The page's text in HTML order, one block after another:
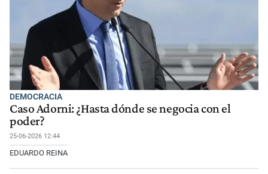
DEMOCRACIA
Caso Adorni: ¿Hasta dónde se negocia con el
poder?
25-06-2026 12:44
EDUARDO REINA